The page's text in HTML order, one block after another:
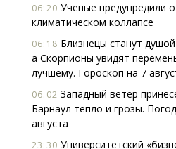
06:20 Ученые предупредили о
климатическом коллапсе
06:18 Близнецы станут
а Скорпионы увидят
лучшему. Гороскоп на 7
06:02 Западный ветер
Барнаул тепло и грозы.
августа
23:30 Университетский